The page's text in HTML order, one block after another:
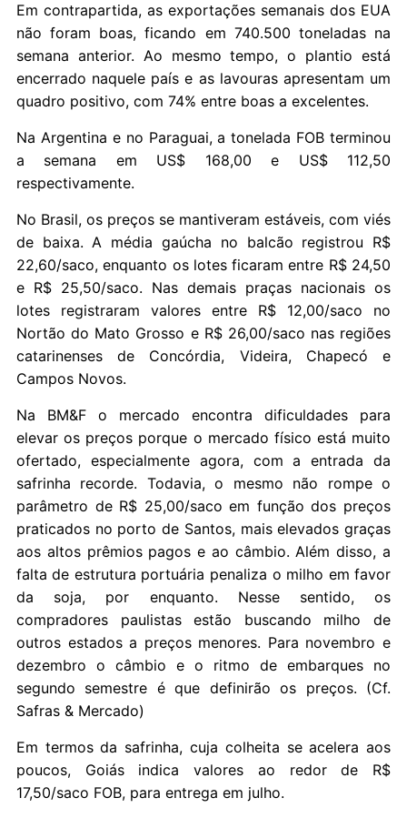
Em contrapartida, as exportações semanais dos EUA
não foram boas, ficando em 740.500 toneladas na
semana anterior. Ao mesmo tempo, o plantio está
encerrado naquele país e as lavouras apresentam um
quadro positivo, com 74% entre boas a excelentes.
Na Argentina e no Paraguai, a tonelada FOB terminou
a semana em US$ 168,00 e US$ 112,50
respectivamente.
No Brasil, os preços se mantiveram estáveis, com viés
de baixa. A média gaúcha no balcão registrou R$
22,60/saco, enquanto os lotes ficaram entre R$ 24,50
e R$ 25,50/saco. Nas demais praças nacionais os
lotes registraram valores entre R$ 12,00/saco no
Nortão do Mato Grosso e R$ 26,00/saco nas regiões
catarinenses de Concórdia, Videira, Chapecó e
Campos Novos.
Na BM&F o mercado encontra dificuldades para
elevar os preços porque o mercado físico está muito
ofertado, especialmente agora, com a entrada da
safrinha recorde. Todavia, o mesmo não rompe o
parâmetro de R$ 25,00/saco em função dos preços
praticados no porto de Santos, mais elevados graças
aos altos prêmios pagos e ao câmbio. Além disso, a
falta de estrutura portuária penaliza o milho em favor
da soja, por enquanto. Nesse sentido, os
compradores paulistas estão buscando milho de
outros estados a preços menores. Para novembro e
dezembro o câmbio e o ritmo de embarques no
segundo semestre é que definirão os preços. (Cf.
Safras & Mercado)
Em termos da safrinha, cuja colheita se acelera aos
poucos, Goiás indica valores ao redor de R$
17,50/saco FOB, para entrega em julho.